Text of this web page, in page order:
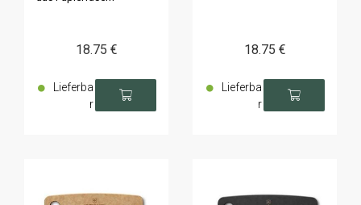
18.75 €
Lieferba
r
18.75 €
Lieferba
r